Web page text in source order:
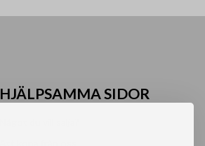
HJÄLPSAMMA SIDOR